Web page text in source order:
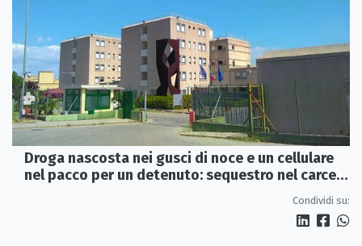
Droga nascosta nei gusci di noce e un cellulare
nel pacco per un detenuto: sequestro nel carcere
Condividi su: